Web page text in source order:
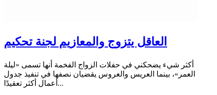
العاقل يتزوج والمعازيم لجنة تحكيم
أكثر شيء يضحكني في حفلات الزواج الفخمة أنها تسمى «ليلة
العمر»، بينما العريس والعروس يقضيان نصفها في تنفيذ جدول
أعمال أكثر تعقيدًا...